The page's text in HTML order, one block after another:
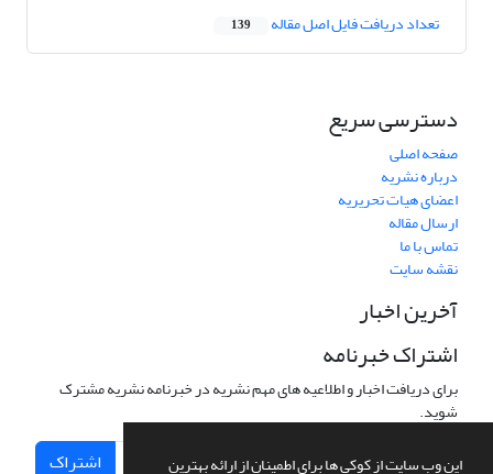
این وب سایت از کوکی ها برای اطمینان از ارائه بهترین
تعداد دریافت فایل اصل مقاله 139
دسترسی سریع
صفحه اصلی
درباره نشریه
اعضای هیات تحریریه
ارسال مقاله
تماس با ما
نقشه سایت
آخرین اخبار
اشتراک خبرنامه
برای دریافت اخبار و اطلاعیه های مهم نشریه در خبرنامه نشریه مشترک
شوید.
اشتراک